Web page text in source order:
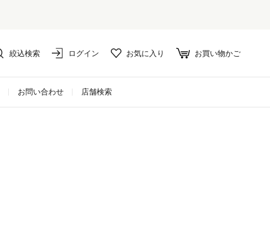
絞込検索 ログイン お気に入り お買い物かご
お問い合わせ 店舗検索